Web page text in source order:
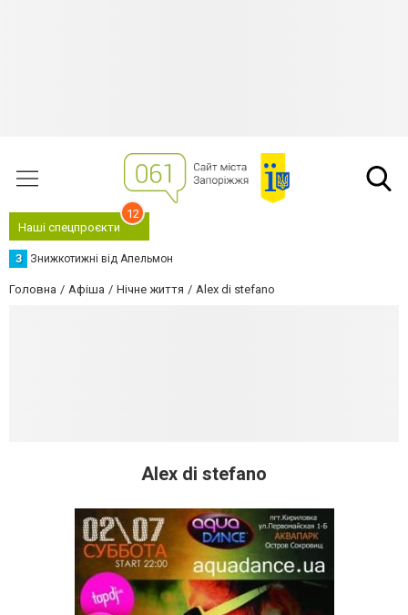
Наші спецпроєкти
12
З Знижкотижні від Апельмон
Головна Афіша Нічне життя Alex di stefano
Alex di stefano